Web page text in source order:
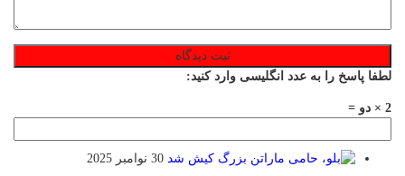
لطفا پاسخ را به عدد انگلیسی وارد کنید:
2 × دو =
30 نوامبر 2025